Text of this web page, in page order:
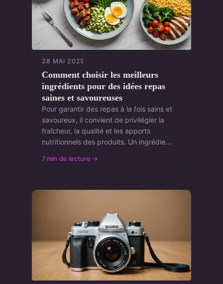
28 MAI 2025
Comment choisir les meilleurs
ingrédients pour des idées repas
saines et savoureuses
Pour garantir des repas à la fois sains et
savoureux, il convient de privilégier la
fraîcheur, la qualité et les apports
nutritionnels des produits. Un ingrédie...
7 min de lecture →